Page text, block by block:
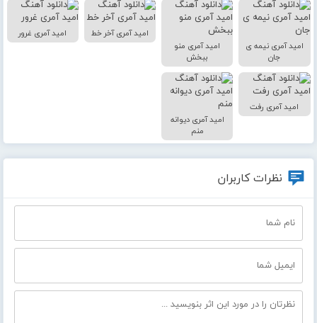
امید آمری نیمه ی
جان
امید آمری منو
ببخش
امید آمری آخر خط امید آمری غرور
امید آمری رفت
امید آمری دیوانه
منم
نظرات کاربران